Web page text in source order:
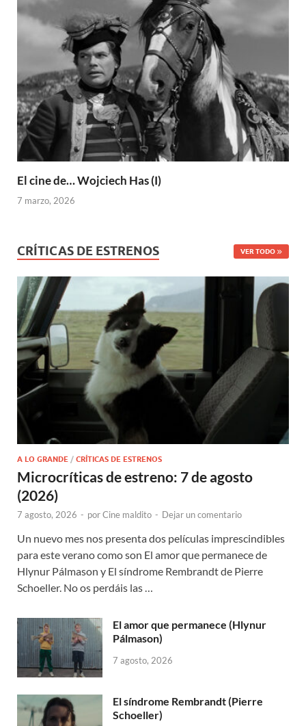
El cine de… Wojciech Has (I)
7 marzo, 2026
CRÍTICAS DE ESTRENOS VER TODO
A LO GRANDE / CRÍTICAS DE ESTRENOS
Microcríticas de estreno: 7 de agosto
(2026)
7 agosto, 2026 - porCine maldito - Dejar un comentario
Un nuevo mes nos presenta dos películas imprescindibles
para este verano como son El amor que permanece de
Hlynur Pálmason y El síndrome Rembrandt de Pierre
Schoeller. No os perdáis las …
El amor que permanece (Hlynur
Pálmason)
7 agosto, 2026
El síndrome Rembrandt (Pierre
Schoeller)